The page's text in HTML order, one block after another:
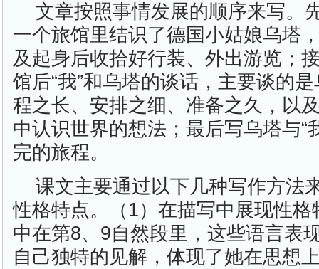
文章按照事情发展的顺序来写。
一个旅馆里结识了德国小姑娘乌塔
及起身后收拾好行装、外出游览；
馆后“我”和乌塔的谈话，主要谈的
程之长、安排之细、准备之久，以
中认识世界的想法；最后写乌塔与“
完的旅程。
课文主要通过以下几种写作方法
性格特点。（1）在描写中展现性
中在第8、9自然段里，这些语言表
自己独特的见解，体现了她在思想